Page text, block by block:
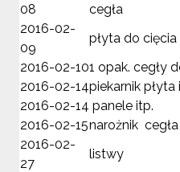
08
cegła
2016-02-
09
płyta do cięcia
2016-02-101 opak. cegły
2016-02-14piekarnik płyta
2016-02-14 panele itp.
2016-02-15narożnik cegła
2016-02-
27
listwy